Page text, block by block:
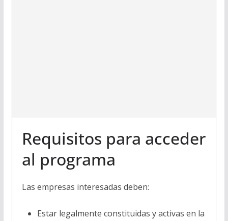
Requisitos para acceder
al programa
Las empresas interesadas deben:
Estar legalmente constituidas y activas en la